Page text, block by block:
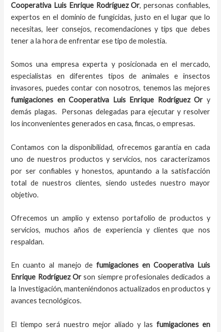
Cooperativa Luis Enrique Rodríguez Or, personas confiables,
expertos en el dominio de fungicidas, justo en el lugar que lo
necesitas, leer consejos, recomendaciones y tips que debes
tener a la hora de enfrentar ese tipo de molestia.
Somos una empresa experta y posicionada en el mercado,
especialistas en diferentes tipos de animales e insectos
invasores, puedes contar con nosotros, tenemos las mejores
fumigaciones enCooperativa Luis Enrique Rodríguez Or y
demás plagas. Personas delegadas para ejecutar y resolver
los inconvenientes generados en casa, fincas, o empresas.
Contamos con la disponibilidad, ofrecemos garantía en cada
uno de nuestros productos y servicios, nos caracterizamos
por ser confiables y honestos, apuntando a la satisfacción
total de nuestros clientes, siendo ustedes nuestro mayor
objetivo.
Ofrecemos un amplio y extenso portafolio de productos y
servicios, muchos años de experiencia y clientes que nos
respaldan.
En cuanto al manejo defumigaciones en Cooperativa Luis
Enrique Rodríguez Or son siempre profesionales dedicados a
la Investigación, manteniéndonos actualizados en productos y
avances tecnológicos.
El tiempo será nuestro mejor aliado y las fumigaciones en